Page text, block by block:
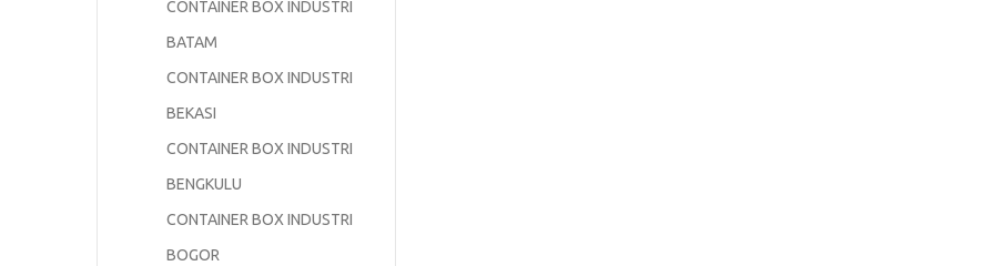
CONTAINER BOX INDUSTRI
BATAM
CONTAINER BOX INDUSTRI
BEKASI
CONTAINER BOX INDUSTRI
BENGKULU
CONTAINER BOX INDUSTRI
BOGOR